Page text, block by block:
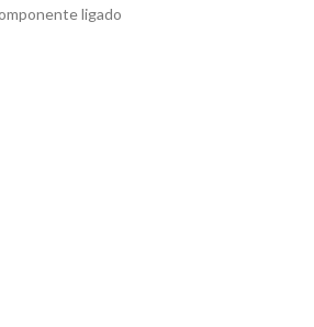
ligado